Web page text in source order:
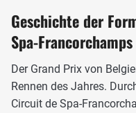
Geschichte der
Spa-Francorchamps
Der Grand Prix von
Rennen des Jahres.
Circuit de Spa-